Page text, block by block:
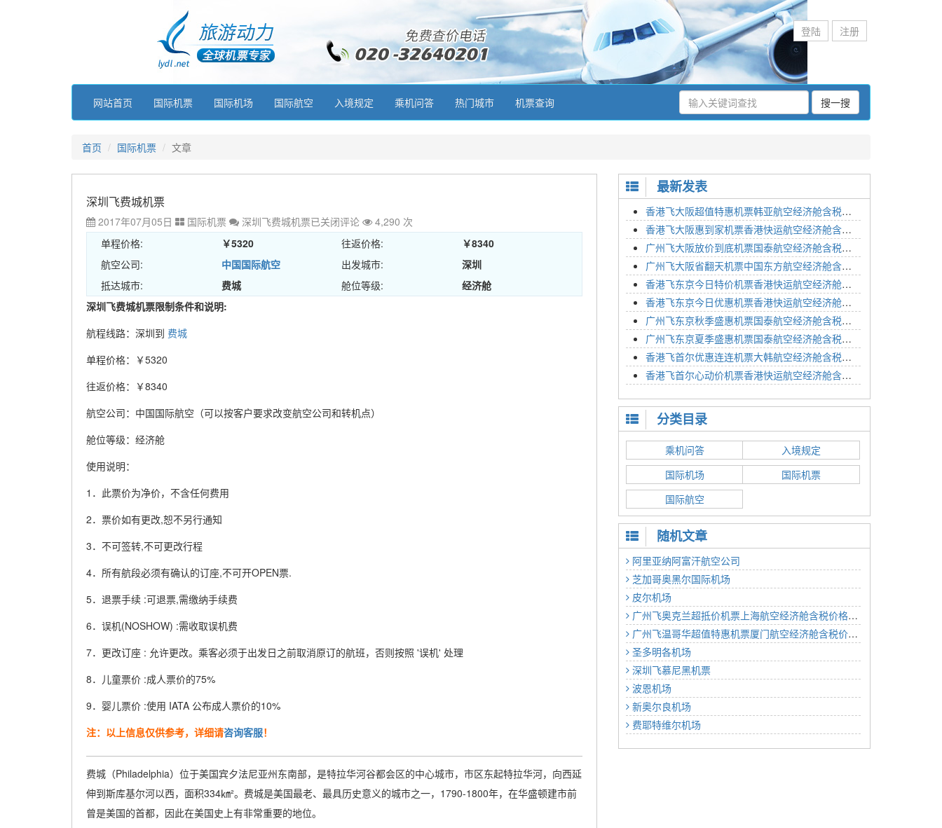
登陆 注册
网站首页 国际机票 国际机场 国际航空 入境规定 乘机问答 热门城市 机票查询 搜一搜
首页 国际机票 文章
深圳飞费城机票
2017年07月05日 国际机票 深圳飞费城机票已关闭评论
4,290 次
单程价格:
￥5320 往返价格:
￥8340
航空公司:
中国国际航空 出发城市:
深圳
抵达城市:
费城 舱位等级:
经济舱
深圳飞费城机票限制条件和说明:
航程线路：深圳到 费城
单程价格：￥5320
往返价格：￥8340
航空公司：中国国际航空（可以按客户要求改变航空公司和转机点）
舱位等级：经济舱
使用说明：
1．此票价为净价，不含任何费用
2．票价如有更改,恕不另行通知
3．不可签转,不可更改行程
4．所有航段必须有确认的订座,不可开OPEN票.
5．退票手续 :可退票,需缴纳手续费
6．误机(NOSHOW) :需收取误机费
7．更改订座 : 允许更改。乘客必须于出发日之前取消原订的航班，否则按照 '误机' 处理
8．儿童票价 :成人票价的75%
9．婴儿票价 :使用 IATA 公布成人票价的10%
注：以上信息仅供参考，详细请咨询客服！
费城（Philadelphia）位于美国宾夕法尼亚州东南部，是特拉华河谷都会区的中心城市，市区东起特拉华河，向西延
伸到斯库基尔河以西，面积334㎞²。费城是美国最老、最具历史意义的城市之一，1790-1800年，在华盛顿建市前
曾是美国的首都，因此在美国史上有非常重要的地位。
最新发表
香港飞大阪超值特惠机票韩亚航空经济舱含税价格2295元2023年01月26日
香港飞大阪惠到家机票香港快运航空经济舱含税价格1648元2023年01月26日
广州飞大阪放价到底机票国泰航空经济舱含税价格3054元2023年01月26日
广州飞大阪省翻天机票中国东方航空经济舱含税价格2133元2023年01月26日
香港飞东京今日特价机票香港快运航空经济舱含税价格1762元2023年01月26日
香港飞东京今日优惠机票香港快运航空经济舱含税价格1545元2023年01月26日
广州飞东京秋季盛惠机票国泰航空经济舱含税价格4054元2023年01月26日
广州飞东京夏季盛惠机票国泰航空经济舱含税价格2614元2023年01月26日
香港飞首尔优惠连连机票大韩航空经济舱含税价格1350元2023年01月24日
香港飞首尔心动价机票香港快运航空经济舱含税价格1186元2023年01月24日
分类目录
乘机问答
入境规定
国际机场
国际机票
国际航空
随机文章
阿里亚纳阿富汗航空公司
芝加哥奥黑尔国际机场
皮尔机场
广州飞奥克兰超抵价机票上海航空经济舱含税价格4142元2023年01月09日
广州飞温哥华超值特惠机票厦门航空经济舱含税价格4228元2022年12月26日
圣多明各机场
深圳飞慕尼黑机票
波恩机场
新奥尔良机场
费耶特维尔机场